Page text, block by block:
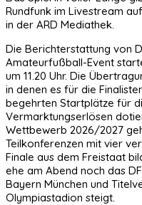
Rundfunk im Livestream
in der ARD Mediathek.
Die Berichterstattung von
Amateurfußball-Event
um 11.20 Uhr. Die
in denen es für die
begehrten Startplätze für
Vermarktungserlösen
Wettbewerb 2026/2027
Teilkonferenzen mit vier
Finale aus dem Freistaat
ehe am Abend noch das
Bayern München und
Olympiastadion steigt.